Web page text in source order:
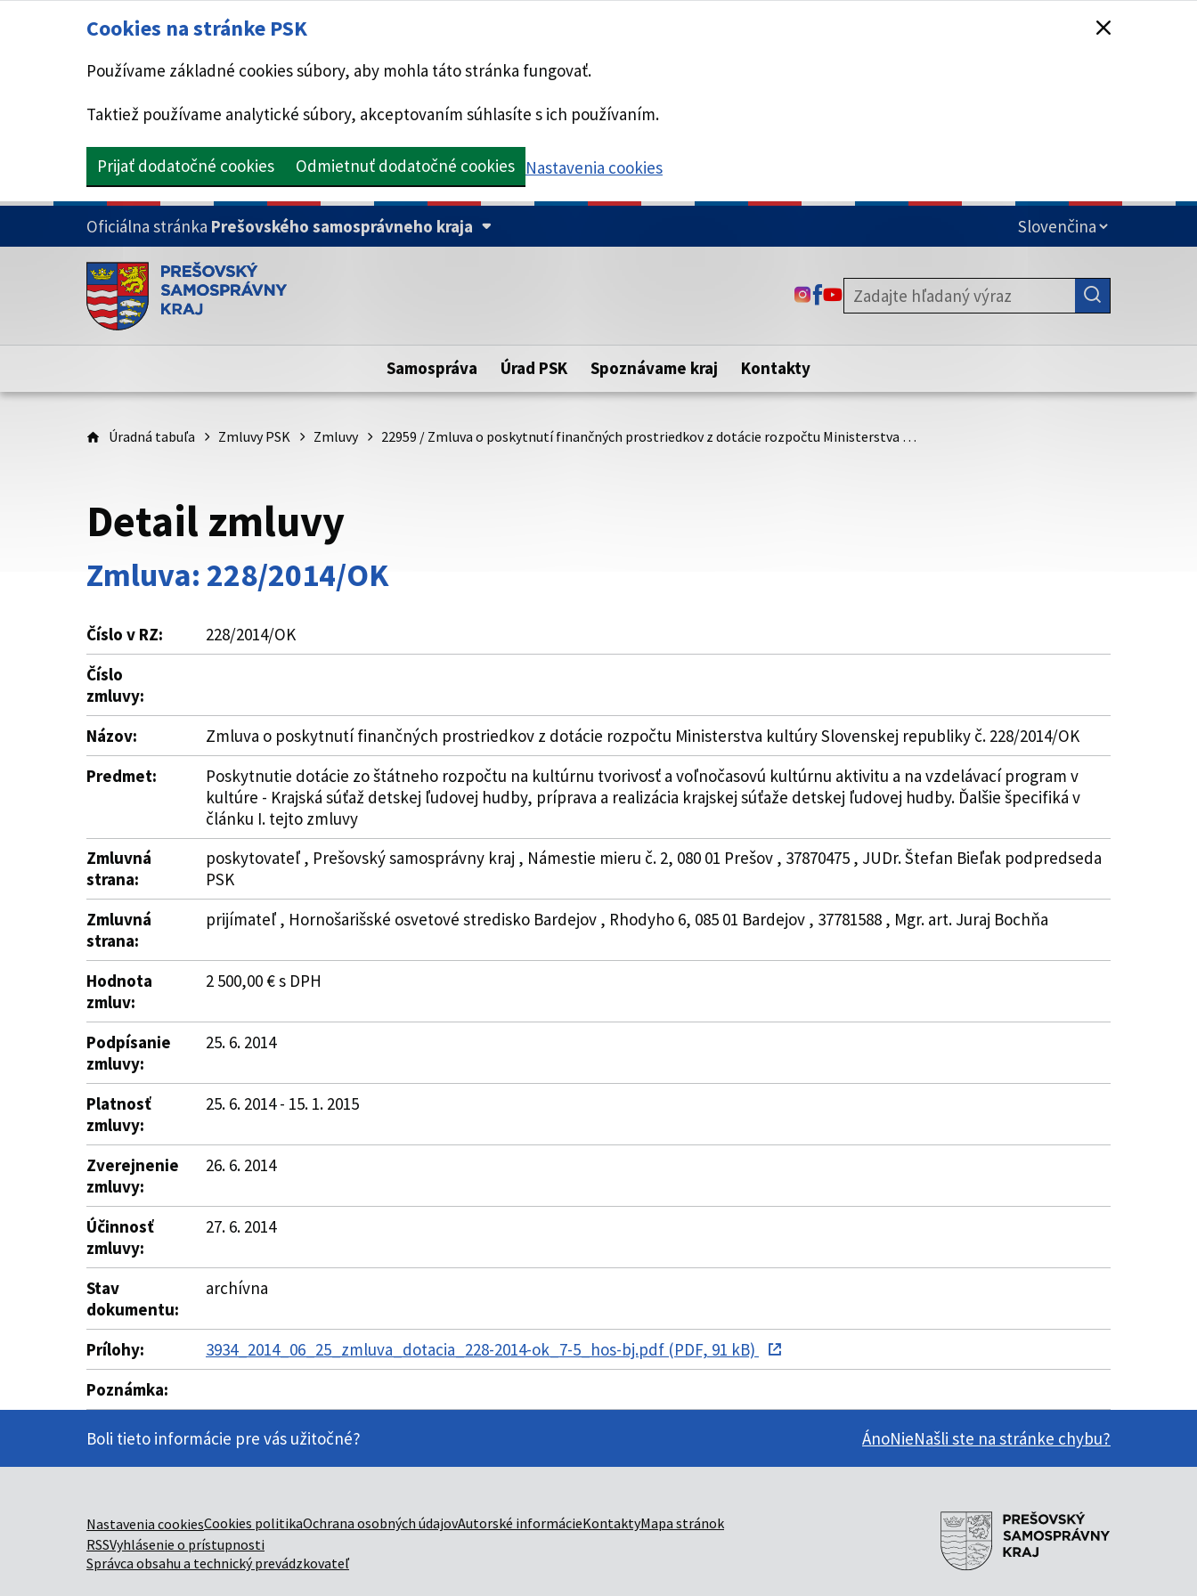
Cookies na stránke PSK
Používame základné cookies súbory, aby mohla táto stránka fungovať.
Taktiež používame analytické súbory, akceptovaním súhlasíte s ich používaním.
Prijať dodatočné cookies Odmietnuť dodatočné cookies Nastavenia cookies
PRESKOČIŤ NA HLAVNÝ OBSAH
Oficiálna stránka Prešovského samosprávneho kraja
Doména psk.sk je oficiálna
Toto je oficiálna webová stránka Prešovského samosprávneho kraja.
Táto stránka je zabezpečená
zabezpečenú webovú stránku. Zabezpečená stránka vždy začína
https:// pred názvom domény webového sídla.
ODKAZ SA OTVORÍ NA NOVEJ KARTE
ODKAZ SA OTVORÍ NA NOVEJ KARTE
ODKAZ SA OTVORÍ NA NOVEJ KARTE
Samospráva Úrad PSK Spoznávame kraj Kontakty
Úradná tabuľa Zmluvy PSK Zmluvy 22959 / Zmluva o poskytnutí finančných prostriedkov z dotácie rozpočtu Ministerstva …
Detail zmluvy
Zmluva: 228/2014/OK
Číslo v RZ:
228/2014/OK
Číslo
zmluvy:
Názov:
Zmluva o poskytnutí finančných prostriedkov z dotácie rozpočtu Ministerstva kultúry Slovenskej republiky č. 228/2014/OK
Predmet:
Poskytnutie dotácie zo štátneho rozpočtu na kultúrnu tvorivosť a voľnočasovú kultúrnu aktivitu a na vzdelávací program v
kultúre - Krajská súťaž detskej ľudovej hudby, príprava a realizácia krajskej súťaže detskej ľudovej hudby. Ďalšie špecifiká v
článku I. tejto zmluvy
Zmluvná
strana:
poskytovateľ , Prešovský samosprávny kraj , Námestie mieru č. 2, 080 01 Prešov , 37870475 , JUDr. Štefan Bieľak podpredseda
PSK
Zmluvná
strana:
prijímateľ , Hornošarišské osvetové stredisko Bardejov , Rhodyho 6, 085 01 Bardejov , 37781588 , Mgr. art. Juraj Bochňa
Hodnota
zmluv:
2 500,00 € s DPH
Podpísanie
zmluvy:
25. 6. 2014
Platnosť
zmluvy:
25. 6. 2014 - 15. 1. 2015
Zverejnenie
zmluvy:
26. 6. 2014
Účinnosť
zmluvy:
27. 6. 2014
Stav
dokumentu:
archívna
Prílohy:
3934_2014_06_25_zmluva_dotacia_228-2014-ok_7-5_hos-bj.pdf (PDF, 91 kB)
Poznámka:
Boli tieto informácie pre vás užitočné? ÁnoNieNašli ste na stránke chybu?
Nastavenia cookiesCookies politikaOchrana osobných údajovAutorské informácieKontaktyMapa stránok
RSSVyhlásenie o prístupnosti
Správca obsahu a technický prevádzkovateľ